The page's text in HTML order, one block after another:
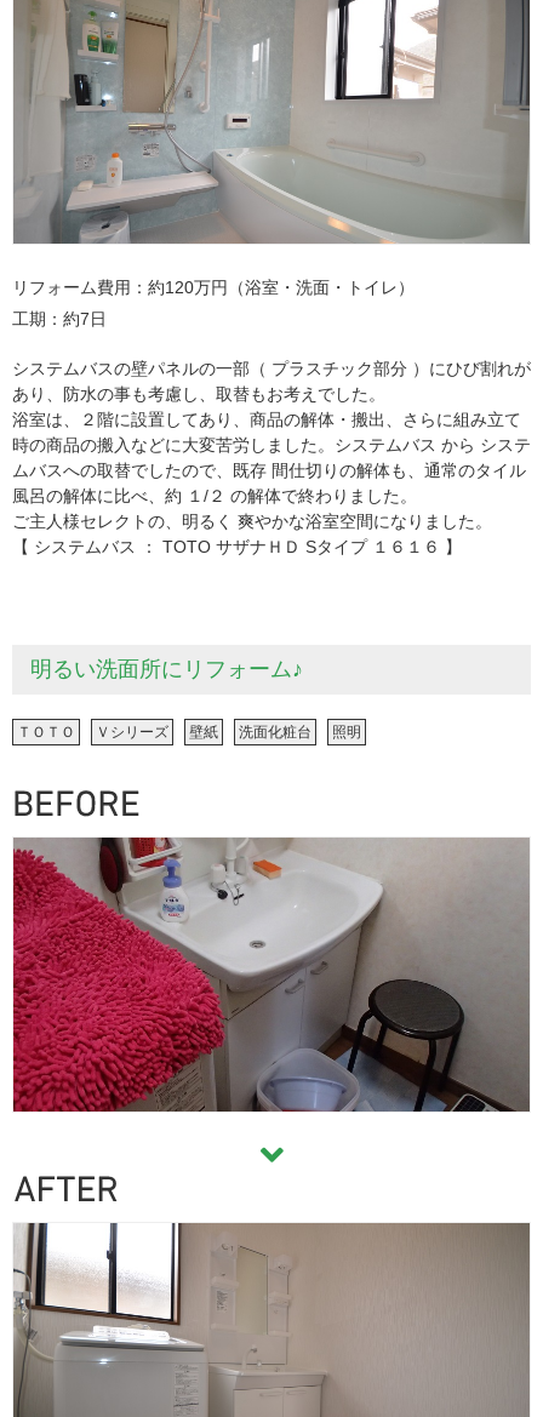
リフォーム費用
約120万円（浴室・洗面・トイレ）
工期
約7日
システムバスの壁パネルの一部（ プラスチック部分 ）にひび割れが
あり、防水の事も考慮し、取替もお考えでした。
浴室は、２階に設置してあり、商品の解体・搬出、さらに組み立て
時の商品の搬入などに大変苦労しました。システムバス から システ
ムバスへの取替でしたので、既存 間仕切りの解体も、通常のタイル
風呂の解体に比べ、約 １/２ の解体で終わりました。
ご主人様セレクトの、明るく 爽やかな浴室空間になりました。
【 システムバス ： TOTO サザナＨＤ Sタイプ １６１６ 】
明るい洗面所にリフォーム♪
ＴＯＴＯ Ｖシリーズ 壁紙 洗面化粧台 照明